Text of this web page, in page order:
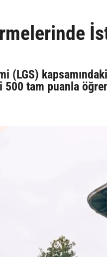
(LGS)
500 tam puanla